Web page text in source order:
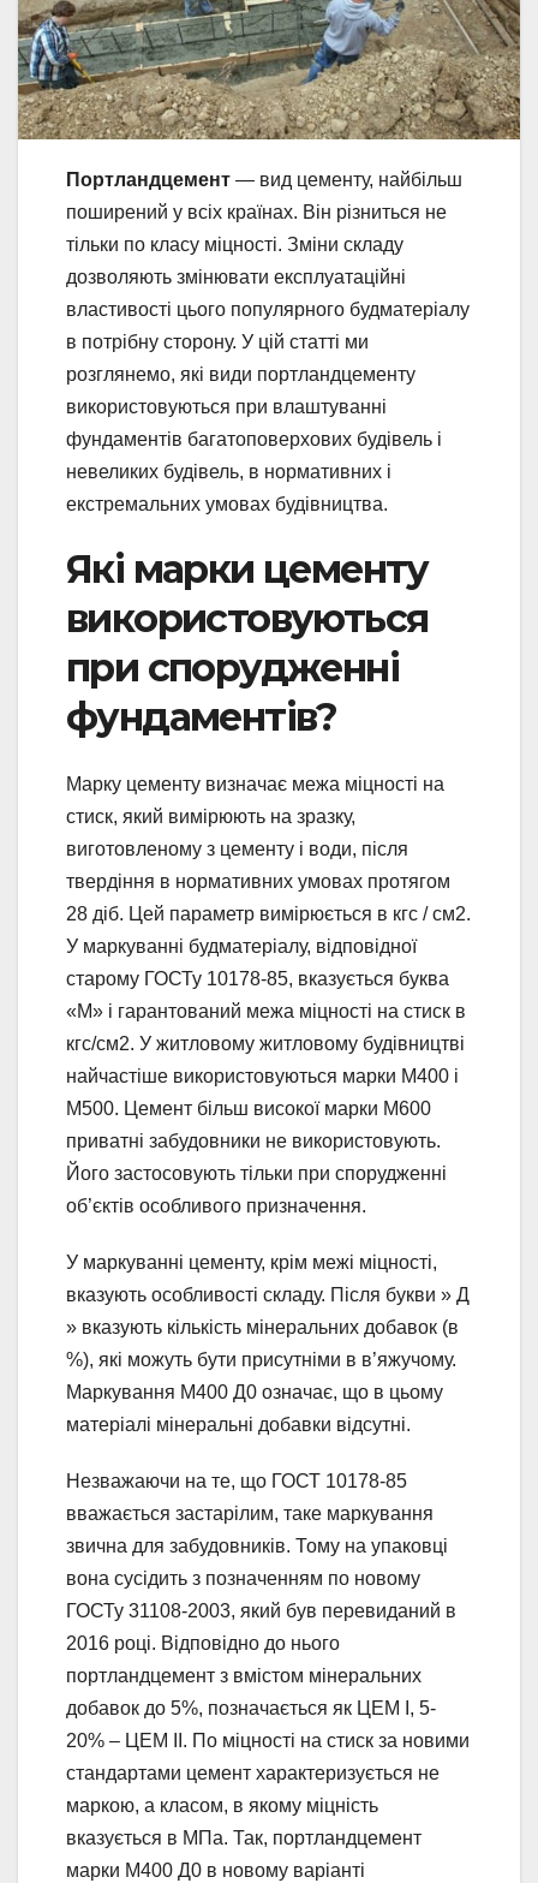
Портландцемент — вид цементу, найбільш
поширений у всіх країнах. Він різниться не
тільки по класу міцності. Зміни складу
дозволяють змінювати експлуатаційні
властивості цього популярного будматеріалу
в потрібну сторону. У цій статті ми
розглянемо, які види портландцементу
використовуються при влаштуванні
фундаментів багатоповерхових будівель і
невеликих будівель, в нормативних і
екстремальних умовах будівництва.
Які марки цементу
використовуються
при спорудженні
фундаментів?
Марку цементу визначає межа міцності на
стиск, який вимірюють на зразку,
виготовленому з цементу і води, після
твердіння в нормативних умовах протягом
28 діб. Цей параметр вимірюється в кгс / см2.
У маркуванні будматеріалу, відповідної
старому ГОСТу 10178-85, вказується буква
«М» і гарантований межа міцності на стиск в
кгс/см2. У житловому житловому будівництві
найчастіше використовуються марки М400 і
М500. Цемент більш високої марки М600
приватні забудовники не використовують.
Його застосовують тільки при спорудженні
об’єктів особливого призначення.
У маркуванні цементу, крім межі міцності,
вказують особливості складу. Після букви » Д
» вказують кількість мінеральних добавок (в
%), які можуть бути присутніми в в’яжучому.
Маркування М400 Д0 означає, що в цьому
матеріалі мінеральні добавки відсутні.
Незважаючи на те, що ГОСТ 10178-85
вважається застарілим, таке маркування
звична для забудовників. Тому на упаковці
вона сусідить з позначенням по новому
ГОСТу 31108-2003, який був перевиданий в
2016 році. Відповідно до нього
портландцемент з вмістом мінеральних
добавок до 5%, позначається як ЦЕМ I, 5-
20% – ЦЕМ II. По міцності на стиск за новими
стандартами цемент характеризується не
маркою, а класом, в якому міцність
вказується в МПа. Так, портландцемент
марки М400 Д0 в новому варіанті